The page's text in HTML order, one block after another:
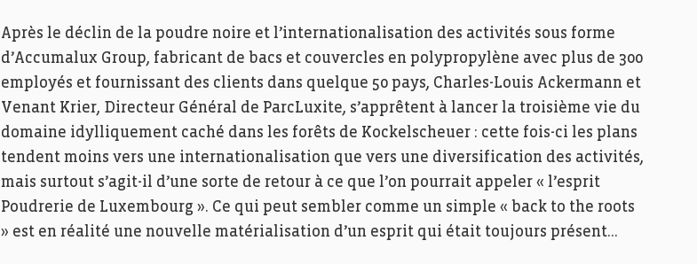
Après le déclin de la poudre noire et l’internationalisation des activités sous forme
d’Accumalux Group, fabricant de bacs et couvercles en polypropylène avec plus de 300
employés et fournissant des clients dans quelque 50 pays, Charles-Louis Ackermann et
Venant Krier, Directeur Général de ParcLuxite, s’apprêtent à lancer la troisième vie du
domaine idylliquement caché dans les forêts de Kockelscheuer : cette fois-ci les plans
tendent moins vers une internationalisation que vers une diversification des activités,
mais surtout s’agit-il d’une sorte de retour à ce que l’on pourrait appeler « l’esprit
Poudrerie de Luxembourg ». Ce qui peut sembler comme un simple « back to the roots
» est en réalité une nouvelle matérialisation d’un esprit qui était toujours présent…